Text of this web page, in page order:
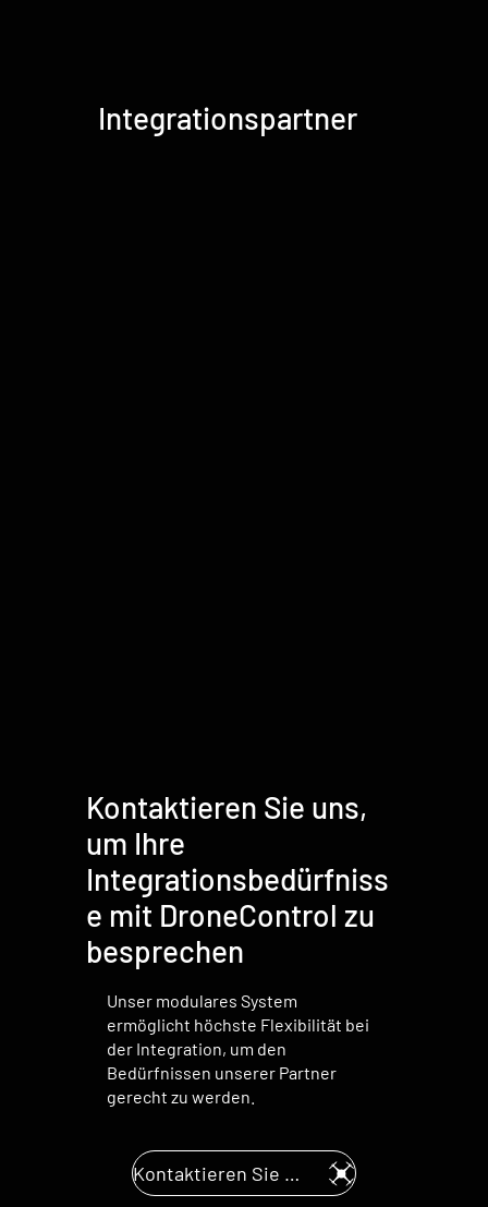
Integrationspartner
Kontaktieren Sie uns,
um Ihre
Integrationsbedürfniss
e mit DroneControl zu
besprechen
Unser modulares System
ermöglicht höchste Flexibilität bei
der Integration, um den
Bedürfnissen unserer Partner
gerecht zu werden.
Kontaktieren Sie uns